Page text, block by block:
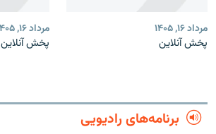
مرداد ۱۶, ۱۴۰۵
پخش آنلاین
مرداد ۱۶, ۱۴۰۵
پخش آنلاین
برنامه‌های رادیویی